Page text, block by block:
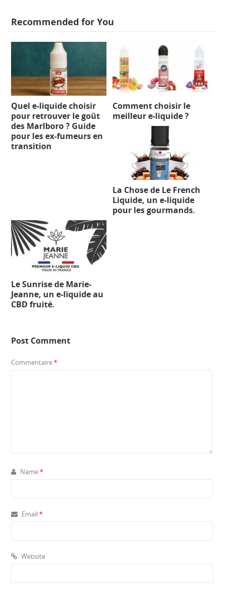
Recommended for You
Quel e-liquide choisir
pour retrouver le goût
des Marlboro ? Guide
pour les ex-fumeurs en
transition
Comment choisir le
meilleur e-liquide ?
La Chose de Le French
Liquide, un e-liquide
pour les gourmands.
Le Sunrise de Marie-
Jeanne, un e-liquide au
CBD fruité.
Post Comment
Commentaire*
Name*
Email*
Website